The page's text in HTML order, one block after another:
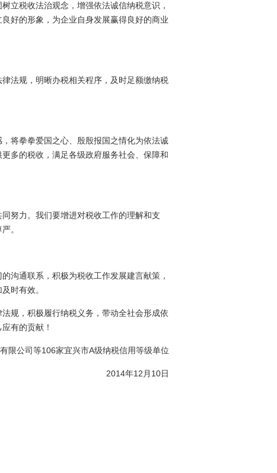
税收法治观念，增强依法诚信纳税意识，
好的形象，为企业自身发展赢得良好的商业
法规，明晰办税相关程序，及时足额缴纳税
将拳拳爱国之心、殷殷报国之情化为依法诚
多的税收，满足各级政府服务社会、保障和
努力。我们要增进对税收工作的理解和支
。
通联系，积极为税收工作发展建言献策，
时有效。
规，积极履行纳税义务，带动全社会形成依
有的贡献！
限公司等106家宜兴市A级纳税信用等级单位
2014年12月10日